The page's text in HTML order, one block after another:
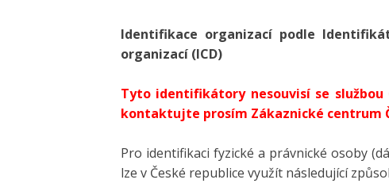
Identifikace organizací podle
organizací (ICD)
Tyto identifikátory nesouvisí se službou
kontaktujte prosím Zákaznické centrum
Pro identifikaci fyzické a právnické osoby
lze v České republice využít následující